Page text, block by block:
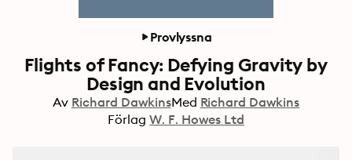
Provlyssna
Flights of Fancy: Defying Gravity by
Design and Evolution
Av Richard DawkinsMed Richard Dawkins
Förlag W. F. Howes Ltd